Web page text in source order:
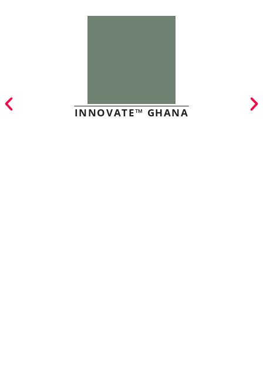
INNOVATE™ GHANA